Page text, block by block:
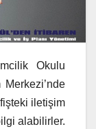
Okulu
Merkezi’nde
iletişim
alabilirler.